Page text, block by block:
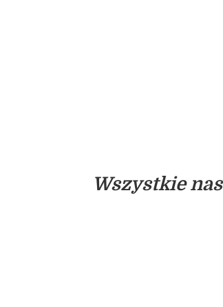
Wszystkie